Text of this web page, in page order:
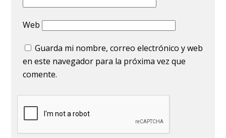
Web
Guarda mi nombre, correo electrónico y web
en este navegador para la próxima vez que
comente.